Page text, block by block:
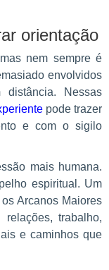
orientação
nem sempre é
envolvidos
distância. Nessas
pode trazer
e com o sigilo
mais humana.
espiritual. Um
Arcanos Maiores
trabalho,
e caminhos que